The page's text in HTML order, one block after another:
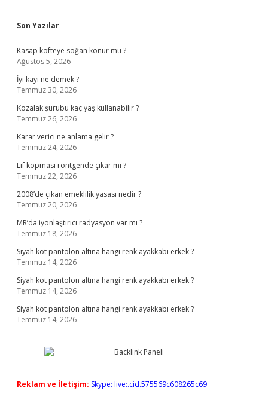
Sidebar
Son Yazılar
Kasap köfteye soğan konur mu ?
Ağustos 5, 2026
İyi kayı ne demek ?
Temmuz 30, 2026
Kozalak şurubu kaç yaş kullanabilir ?
Temmuz 26, 2026
Karar verici ne anlama gelir ?
Temmuz 24, 2026
Lif kopması röntgende çıkar mı ?
Temmuz 22, 2026
2008’de çıkan emeklilik yasası nedir ?
Temmuz 20, 2026
MR’da iyonlaştırıcı radyasyon var mı ?
Temmuz 18, 2026
Siyah kot pantolon altına hangi renk ayakkabı erkek ?
Temmuz 14, 2026
Siyah kot pantolon altına hangi renk ayakkabı erkek ?
Temmuz 14, 2026
Siyah kot pantolon altına hangi renk ayakkabı erkek ?
Temmuz 14, 2026
Reklam ve İletişim: Skype: live:.cid.575569c608265c69